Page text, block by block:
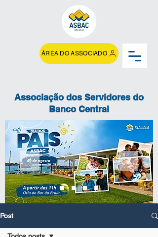
ÁREA DO ASSOCIADO
Associação dos Servidores do
Banco Central
Post